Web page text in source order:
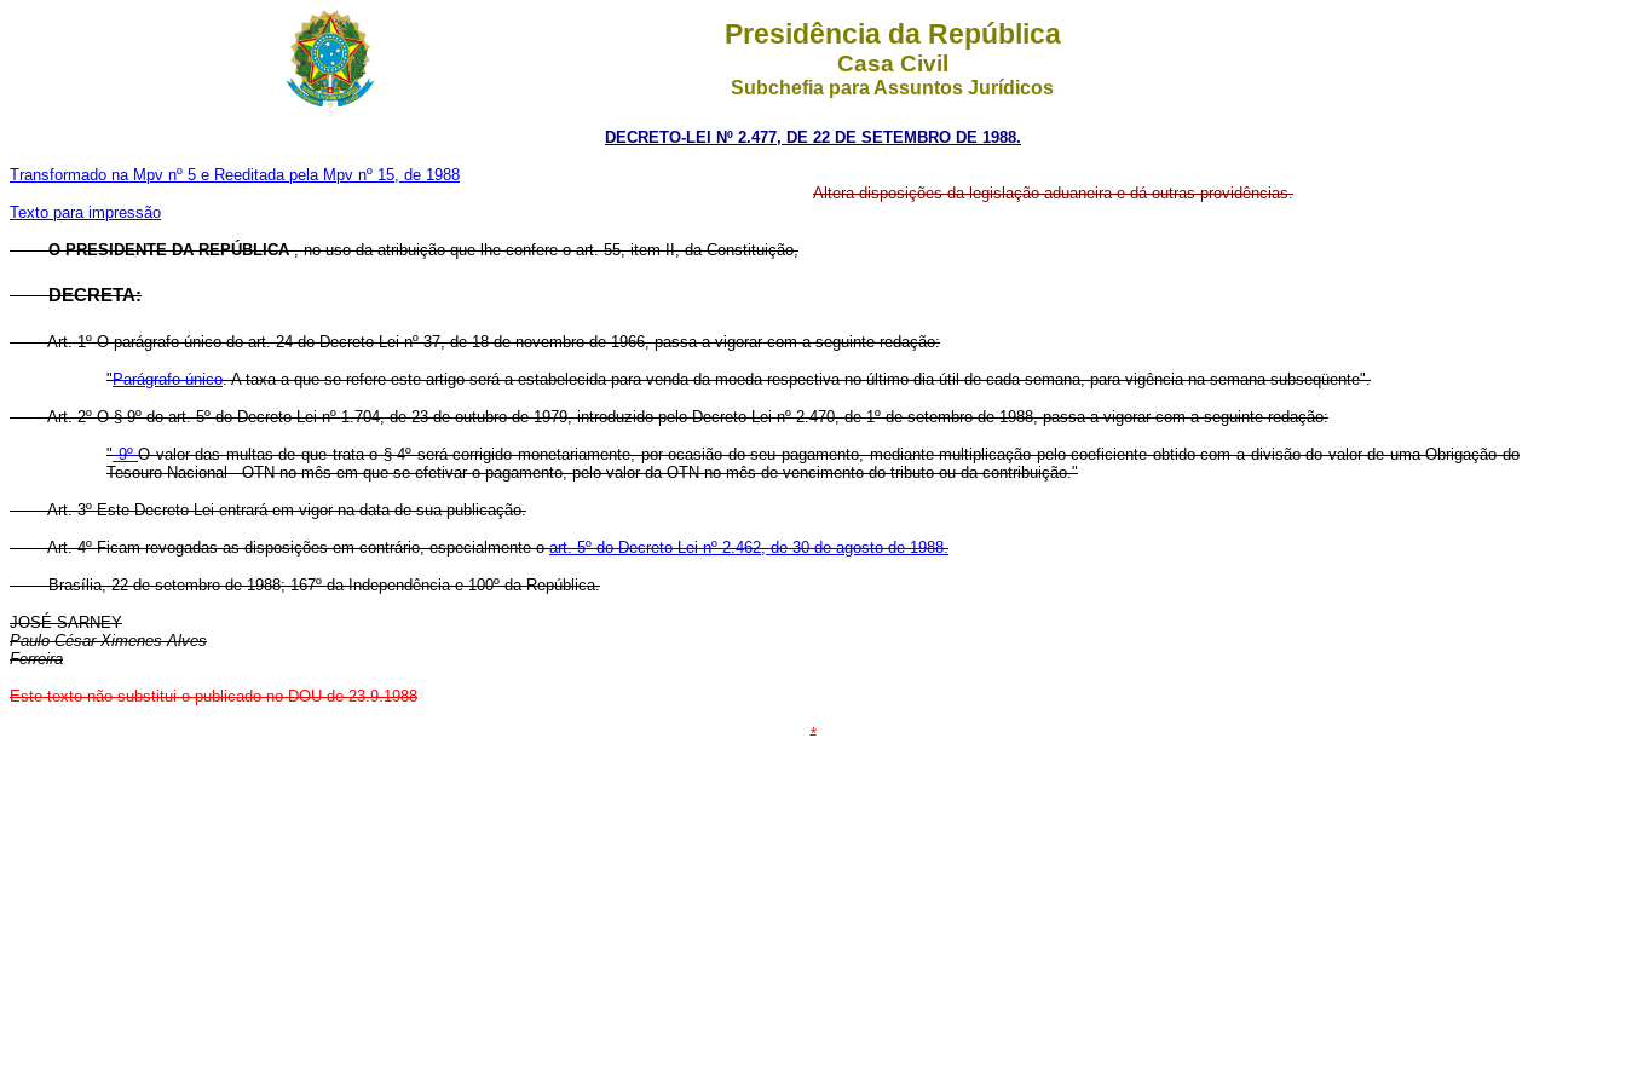
Presidência da República
Casa Civil
Subchefia para Assuntos Jurídicos
DECRETO-LEI Nº 2.477, DE 22 DE SETEMBRO DE 1988.
Transformado na Mpv nº 5 e Reeditada pela Mpv nº 15, de 1988
Texto para impressão
Altera disposições da legislação aduaneira e dá outras providências.
O PRESIDENTE DA REPÚBLICA, no uso da atribuição que lhe confere o art. 55, item II, da Constituição,
DECRETA:
Art. 1º O parágrafo único do art. 24 do Decreto-Lei nº 37, de 18 de novembro de 1966, passa a vigorar com a seguinte redação:
"Parágrafo único. A taxa a que se refere este artigo será a estabelecida para venda da moeda respectiva no último dia útil de cada semana, para vigência na semana subseqüente".
Art. 2º O § 9º do art. 5º do Decreto-Lei nº 1.704, de 23 de outubro de 1979, introduzido pelo Decreto-Lei nº 2.470, de 1º de setembro de 1988, passa a vigorar com a seguinte redação:
"9ºO valor das multas de que trata o § 4º será corrigido monetariamente, por ocasião do seu pagamento, mediante multiplicação pelo coeficiente obtido com a divisão do valor de uma Obrigação do
Tesouro Nacional - OTN no mês em que se efetivar o pagamento, pelo valor da OTN no mês de vencimento do tributo ou da contribuição."
Art. 3º Este Decreto-Lei entrará em vigor na data de sua publicação.
Art. 4º Ficam revogadas as disposições em contrário, especialmente oart. 5º do Decreto-Lei nº 2.462, de 30 de agosto de 1988.
Brasília, 22 de setembro de 1988; 167º da Independência e 100º da República.
JOSÉ SARNEY
Paulo César Ximenes Alves
Ferreira
Este texto não substitui o publicado no DOU de 23.9.1988
*